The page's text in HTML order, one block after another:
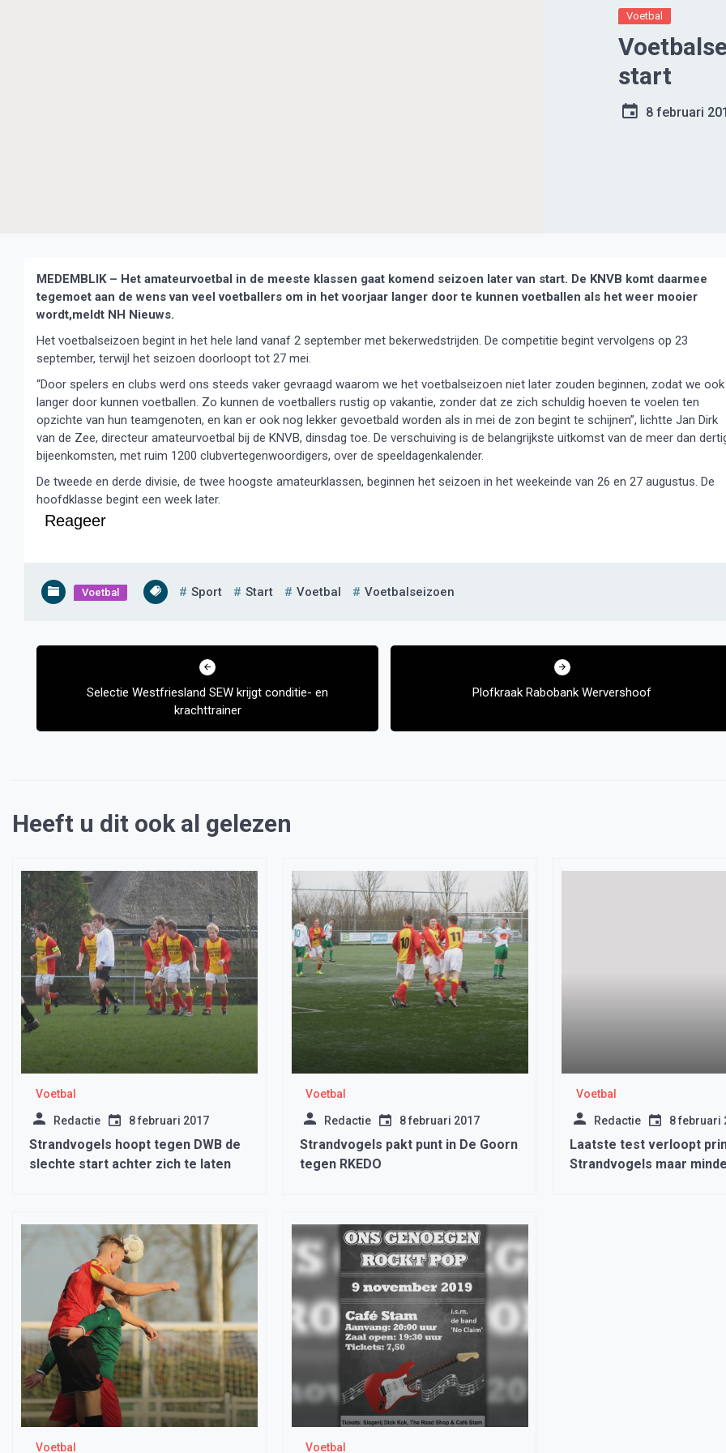
Voetbal
start
8 februari
MEDEMBLIK – Het amateurvoetbal in de meeste klassen gaat komend seizoen later van start. De KNVB komt daarmee
tegemoet aan de wens van veel voetballers om in het voorjaar langer door te kunnen voetballen als het weer mooier
wordt,meldt NH Nieuws.
Het voetbalseizoen begint in het hele land vanaf 2 september met bekerwedstrijden. De competitie begint vervolgens op 23
september, terwijl het seizoen doorloopt tot 27 mei.
“Door spelers en clubs werd ons steeds vaker gevraagd waarom we het voetbalseizoen niet later zouden beginnen, zodat we ook
langer door kunnen voetballen. Zo kunnen de voetballers rustig op vakantie, zonder dat ze zich schuldig hoeven te voelen ten
opzichte van hun teamgenoten, en kan er ook nog lekker gevoetbald worden als in mei de zon begint te schijnen”, lichtte Jan Dirk
van de Zee, directeur amateurvoetbal bij de KNVB, dinsdag toe. De verschuiving is de belangrijkste uitkomst van de meer dan
bijeenkomsten, met ruim 1200 clubvertegenwoordigers, over de speeldagenkalender.
De tweede en derde divisie, de twee hoogste amateurklassen, beginnen het seizoen in het weekeinde van 26 en 27 augustus. De
hoofdklasse begint een week later.
Reageer
Voetbal Sport Start Voetbal Voetbalseizoen
Bericht
Selectie Westfriesland SEW krijgt conditie- en
krachttrainer
Plofkraak Rabobank Wervershoof
Heeft u dit ook al gelezen
Voetbal
Redactie 8 februari 2017
Strandvogels hoopt tegen DWB de
slechte start achter zich te laten
Voetbal
Redactie 8 februari 2017
Strandvogels pakt punt in De Goorn
tegen RKEDO
Voetbal
Redactie 8 februari
Laatste test verloopt
Strandvogels maar
Voetbal Voetbal